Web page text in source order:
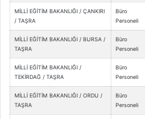
MİLLİ EĞİTİM BAKANLIĞI / ÇANKIRI
/ TAŞRA
Büro
Personeli
MİLLİ EĞİTİM BAKANLIĞI / BURSA /
TAŞRA
Büro
Personeli
MİLLİ EĞİTİM BAKANLIĞI /
TEKİRDAĞ / TAŞRA
Büro
Personeli
MİLLİ EĞİTİM BAKANLIĞI / ORDU /
TAŞRA
Büro
Personeli